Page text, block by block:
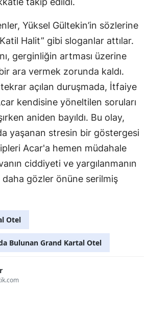
Yüksel Gültekin’in sözlerine
Halit” gibi sloganlar attılar.
gerginliğin artması üzerine
ara vermek zorunda kaldı.
tekrar açılan duruşmada, İtfaiye
kendisine yöneltilen soruları
aniden bayıldı. Bu olay,
yaşanan stresin bir göstergesi
Acar'a hemen müdahale
ciddiyeti ve yargılanmanın
daha gözler önüne serilmiş
Otel
Bulunan Grand Kartal Otel